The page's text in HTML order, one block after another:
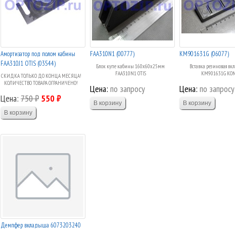
Амортизатор под полом кабины
FAA310J1 OTIS (03544)
СКИДКА ТОЛЬКО ДО КОНЦА МЕСЯЦА!
КОЛИЧЕСТВО ТОВАРА ОГРАНИЧЕНО!
Цена: 750 ₽ 550 ₽
FAA310N1 (00777)
Блок купе кабины 160х60х25мм
FAA310N1 OTIS
Цена: по запросу
KM901631G (06077)
Вставка резиновая
KM901631G
Цена: по запросу
Демпфер вкладыша 6073203240